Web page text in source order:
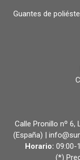
Guantes de
Calle Pronillo nº 6,
(España) |
Horario: 09:00-
(*)